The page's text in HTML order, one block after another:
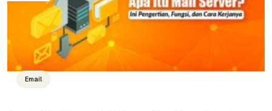
Email